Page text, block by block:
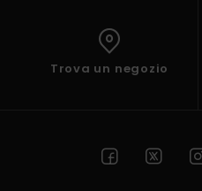
Trova un negozio